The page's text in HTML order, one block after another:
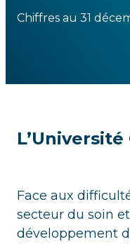
Chiffres au 31
Face aux
secteur du soin
développement